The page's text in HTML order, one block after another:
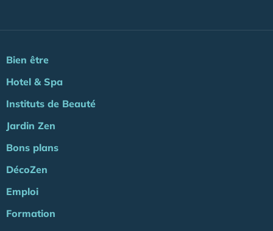
Bien être
Hotel & Spa
Instituts de Beauté
Jardin Zen
Bons plans
DécoZen
Emploi
Formation